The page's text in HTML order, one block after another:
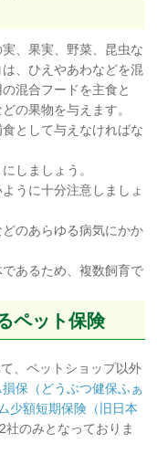
、果実、野菜、昆虫な
、ひえやあわなどを混
混合フードを主食と
の果物を与えます。
として与えなければな
しましょう。
うに十分注意しましょ
のあらゆる病気にかか
あるため、複数飼育で
ペット保険
、ペットショップ以外
保（どうぶつ健保ふぁ
少額短期保険（旧日本
社のみとなっておりま